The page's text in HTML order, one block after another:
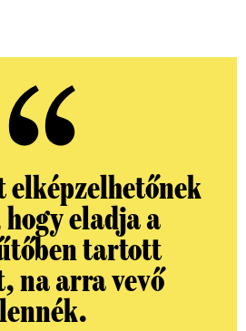
elképzelhetőnek
eladja a
tartott
na arra vevő
lennék.